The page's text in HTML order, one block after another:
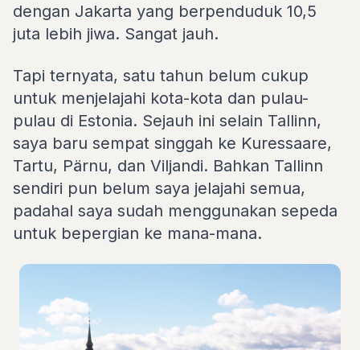
dengan Jakarta yang berpenduduk 10,5
juta lebih jiwa. Sangat jauh.
Tapi ternyata, satu tahun belum cukup
untuk menjelajahi kota-kota dan pulau-
pulau di Estonia. Sejauh ini selain Tallinn,
saya baru sempat singgah ke Kuressaare,
Tartu, Pärnu, dan Viljandi. Bahkan Tallinn
sendiri pun belum saya jelajahi semua,
padahal saya sudah menggunakan sepeda
untuk bepergian ke mana-mana.